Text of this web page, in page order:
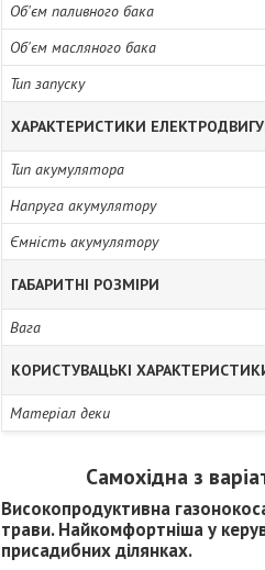
Об'єм паливного бака
Об'єм масляного бака
Тип запуску
ХАРАКТЕРИСТИКИ
Тип акумулятора
Напруга акумулятору
Ємність акумулятору
ГАБАРИТНІ РОЗМІРИ
Вага
КОРИСТУВАЦЬКІ
Матеріал деки
Самохідна з
Високопродуктивна
трави. Найкомфортніша у
присадибних ділянках.